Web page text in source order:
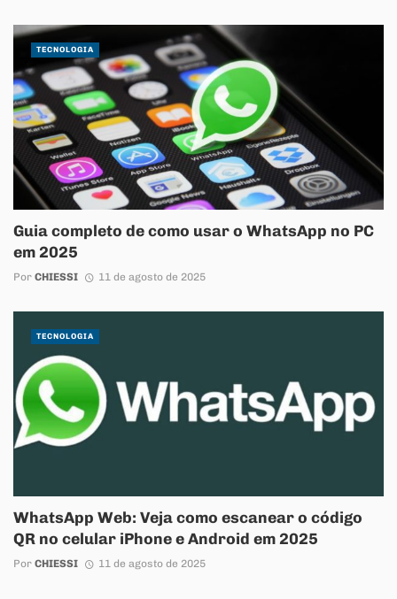
Guia completo de como usar o WhatsApp no PC
em 2025
Por CHIESSI 11 de agosto de 2025
TECNOLOGIA
WhatsApp Web: Veja como escanear o código
QR no celular iPhone e Android em 2025
Por CHIESSI 11 de agosto de 2025
TECNOLOGIA